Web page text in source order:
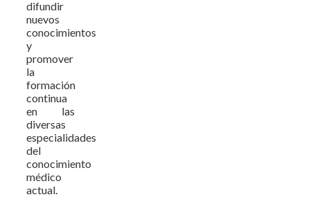
difundir
nuevos
conocimientos
y
promover
la
formación
continua
en las
diversas
especialidades
del
conocimiento
médico
actual.